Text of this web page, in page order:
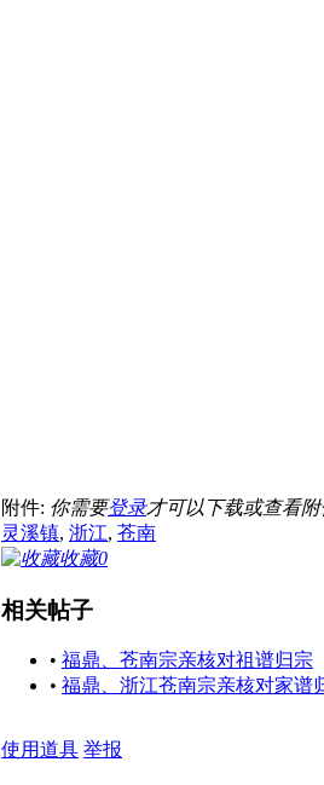
附件: 你需要登录才可以下载或查看
灵溪镇, 浙江, 苍南
收藏0
相关帖子
• 福鼎、苍南宗亲核对祖谱归宗
• 福鼎、浙江苍南宗亲核对家谱
使用道具 举报